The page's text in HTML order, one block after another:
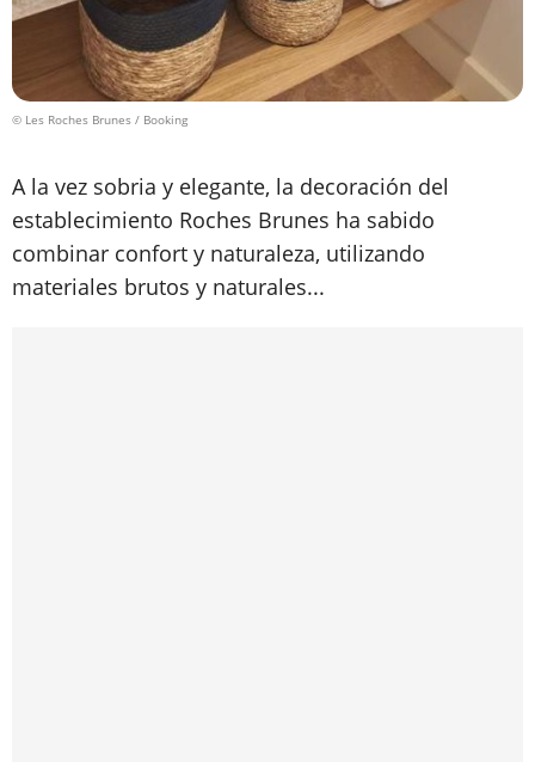
© Les Roches Brunes / Booking
A la vez sobria y elegante, la decoración del
establecimiento Roches Brunes ha sabido
combinar confort y naturaleza, utilizando
materiales brutos y naturales...